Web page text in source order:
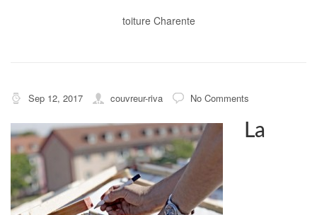
toiture Charente
Sep 12, 2017 couvreur-riva No Comments
La